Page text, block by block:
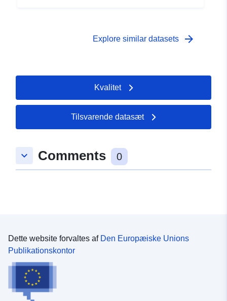
Explore similar datasets arrow_forward
Kvalitet
Tilsvarende datasæt
keyboard_arrow_down Comments 0
Dette website forvaltes af Den Europæiske Unions
Publikationskontor